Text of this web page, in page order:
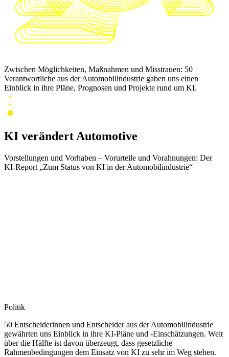
Zwischen Möglichkeiten, Maßnahmen und Misstrauen: 50
Verantwortliche aus der Automobilindustrie gaben uns einen
Einblick in ihre Pläne, Prognosen und Projekte rund um KI.
KI verändert Automotive
Vorstellungen und Vorhaben – Vorurteile und Vorahnungen: Der
KI-Report „Zum Status von KI in der Automobilindustrie“
Politik
50 Entscheiderinnen und Entscheider aus der Automobilindustrie
gewährten uns Einblick in ihre KI-Pläne und -Einschätzungen. Weit
über die Hälfte ist davon überzeugt, dass gesetzliche
Rahmenbedingungen dem Einsatz von KI zu sehr im Weg stehen.